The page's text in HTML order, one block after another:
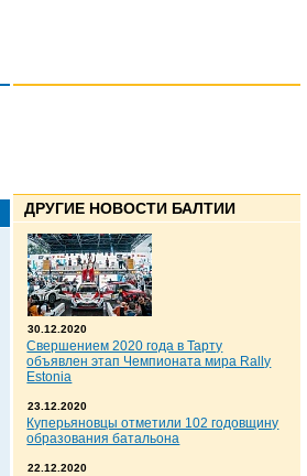
ДРУГИЕ НОВОСТИ БАЛТИИ
30.12.2020
Свершением 2020 года в Тарту
объявлен этап Чемпионата мира Rally
Estonia
23.12.2020
Куперьяновцы отметили 102 годовщину
образования батальона
22.12.2020